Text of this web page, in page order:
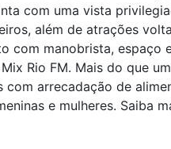
com uma vista
além de atrações
com manobrista, espaço
Rio FM. Mais do que
arrecadação de
e mulheres. Saiba